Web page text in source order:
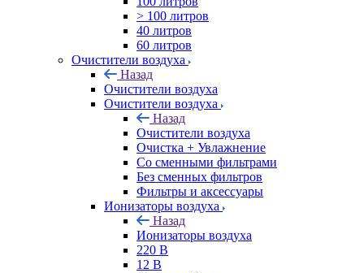
> 100 литров
40 литров
60 литров
Очистители воздуха
Назад
Очистители воздуха
Очистители воздуха
Назад
Очистители воздуха
Очистка + Увлажнение
Cо сменными фильтрами
Без сменных фильтров
Фильтры и аксессуары
Ионизаторы воздуха
Назад
Ионизаторы воздуха
220 В
12 В